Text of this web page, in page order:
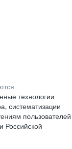
технологии
систематизации
пользователей
Российской